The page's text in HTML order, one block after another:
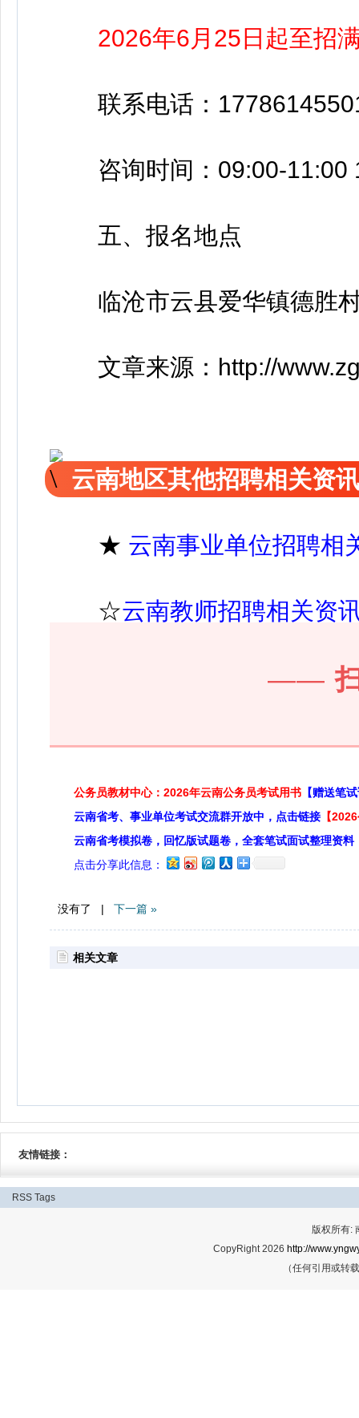
2026年6月25日起至招
联系电话：
咨询时间：09:00-11:00
五、报名地点
临沧市云县爱华镇德胜村
文章来源：http://
云南地区其他招聘相关资
★ 云南事业单位招聘相
☆云南教师招聘相关资
——
公务员教材中心：2026年云南公务员考试用书 【赠送笔
云南省考、事业单位考试交流群开放中，点击链接 【
云南省考模拟卷，回忆版试题卷，全套笔试面试整理资料
点击分享此信息：
没有了 | 下一篇 »
相关文章
友情链接：
RSS Tags
版权所有:
CopyRight 2026 http://
（任何引用或转